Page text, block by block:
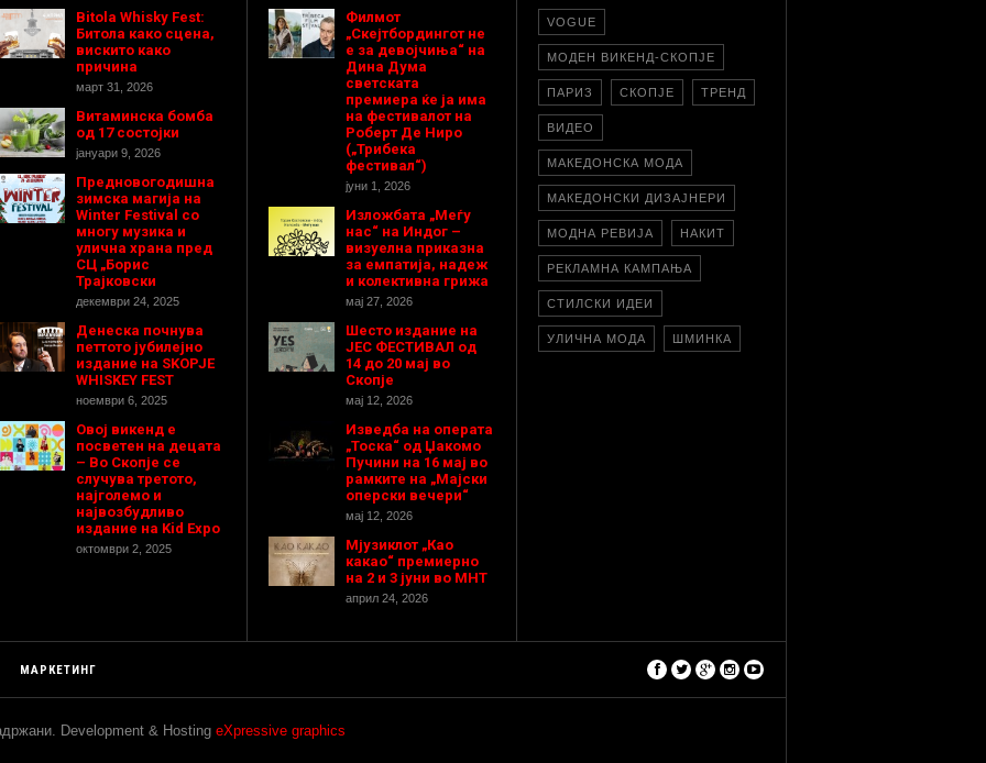
Bitola Whisky Fest:
Битола како сцена,
вискито како
причина
март 31, 2026
Витаминска бомба
од 17 состојки
јануари 9, 2026
Предновогодишнa
зимска магија на
Winter Festival со
многу музика и
улична храна пред
СЦ „Борис
Трајковски
декември 24, 2025
Денеска почнува
петтото јубилејно
издание на SKOPJE
WHISKEY FEST
ноември 6, 2025
Овој викенд е
посветен на децата
– Во Скопје се
случува третото,
најголемо и
највозбудливо
издание на Kid Expo
октомври 2, 2025
Филмот
„Скејтбордингот не
е за девојчиња“ на
Дина Дума
светската
премиера ќе ја има
на фестивалот на
Роберт Де Ниро
(„Трибека
фестивал“)
јуни 1, 2026
Изложбата „Меѓу
нас“ на Индог –
визуелна приказна
за емпатија, надеж
и колективна грижа
мај 27, 2026
Шесто издание на
ЈЕС ФЕСТИВАЛ од
14 до 20 мај во
Скопје
мај 12, 2026
Изведба на операта
„Тоска“ од Џакомо
Пучини на 16 мај во
рамките на „Мајски
оперски вечери“
мај 12, 2026
Мјузиклот „Као
какао“ премиерно
на 2 и 3 јуни во МНТ
април 24, 2026
VOGUE
МОДЕН ВИКЕНД-СКОПЈЕ
ПАРИЗ СКОПЈЕ ТРЕНД
ВИДЕО
МАКЕДОНСКА МОДА
МАКЕДОНСКИ ДИЗАЈНЕРИ
МОДНА РЕВИЈА НАКИТ
РЕКЛАМНА КАМПАЊА
СТИЛСКИ ИДЕИ
УЛИЧНА МОДА ШМИНКА
МАРКЕТИНГ
Development & Hosting eXpressive graphics